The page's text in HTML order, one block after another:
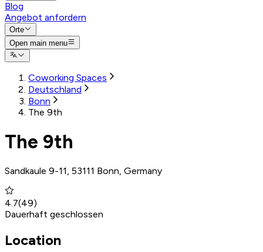
Blog
Angebot anfordern
Orte
Open main menu
Coworking Spaces
Deutschland
Bonn
The 9th
The 9th
Sandkaule 9-11, 53111 Bonn, Germany
4.7(49)
Dauerhaft geschlossen
Location